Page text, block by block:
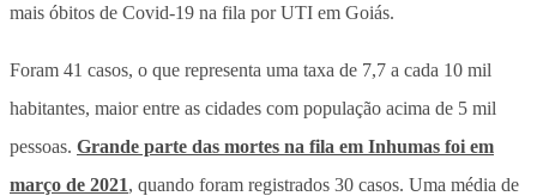
mais óbitos de Covid-19 na fila por UTI em Goiás.
Foram 41 casos, o que representa uma taxa de 7,7 a cada 10 mil
habitantes, maior entre as cidades com população acima de 5 mil
pessoas. Grande parte das mortes na fila em Inhumas foi em
março de 2021, quando foram registrados 30 casos. Uma média de